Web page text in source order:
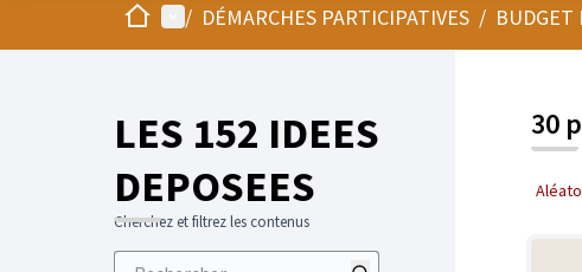
AccueilMenu principal
/ DÉMARCHES PARTICIPATIVES / BUDGET
LES 152 IDEES
DEPOSEES
Cherchez et filtrez les contenus
30